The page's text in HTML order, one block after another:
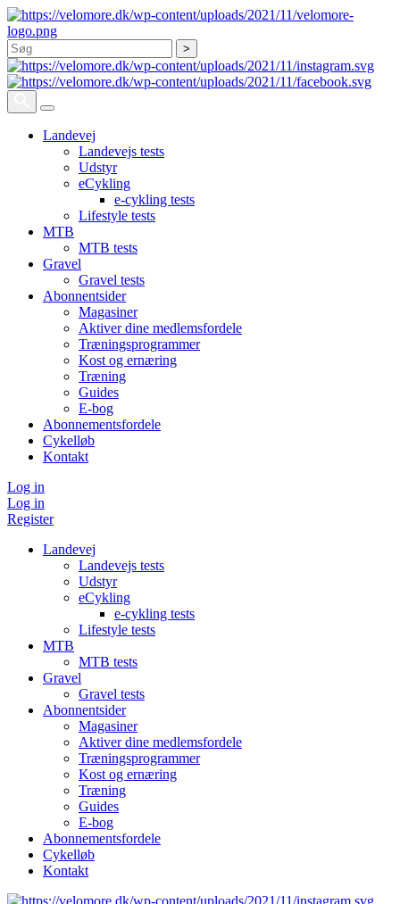
Søg
Landevej
Landevejs tests
Udstyr
eCykling
e-cykling tests
Lifestyle tests
MTB
MTB tests
Gravel
Gravel tests
Abonnentsider
Magasiner
Aktiver dine medlemsfordele
Træningsprogrammer
Kost og ernæring
Træning
Guides
E-bog
Abonnementsfordele
Cykelløb
Kontakt
Log in
Log in
Register
Landevej
Landevejs tests
Udstyr
eCykling
e-cykling tests
Lifestyle tests
MTB
MTB tests
Gravel
Gravel tests
Abonnentsider
Magasiner
Aktiver dine medlemsfordele
Træningsprogrammer
Kost og ernæring
Træning
Guides
E-bog
Abonnementsfordele
Cykelløb
Kontakt